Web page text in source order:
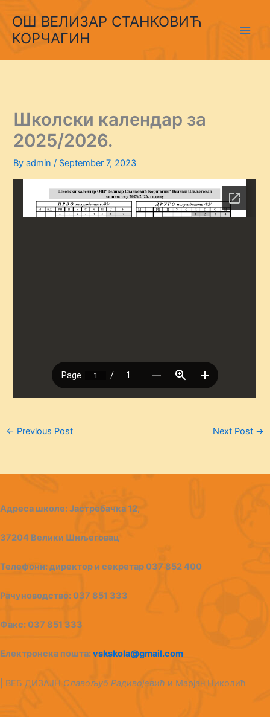
content
ОШ ВЕЛИЗАР СТАНКОВИЋ
КОРЧАГИН
Школски календар за
2025/2026.
Byadmin/ September 7, 2023
← Previous Post Next Post →
Адреса школе: Јастребачка 12,
37204 Велики Шиљеговац
Телефони: директор и секрeтар 037 852 400
Рачуноводство: 037 851 333
Факс: 037 851 333
Електронска пошта:vskskola@gmail.com
| ВЕБ ДИЗАЈН Славољуб Радивојевић и Марјан Николић